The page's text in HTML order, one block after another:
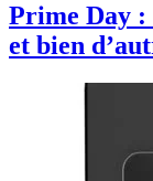
Prime Day :
et bien